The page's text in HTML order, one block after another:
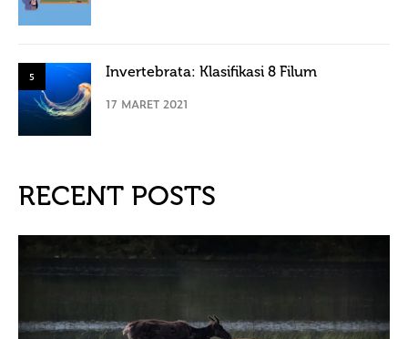
5 Invertebrata: Klasifikasi 8 Filum
17 MARET 2021
RECENT POSTS